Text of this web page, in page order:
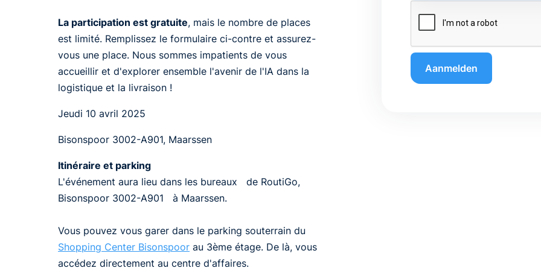
La participation est gratuite, mais le nombre de places
est limité. Remplissez le formulaire ci-contre et assurez-
vous une place. Nous sommes impatients de vous
accueillir et d'explorer ensemble l'avenir de l'IA dans la
logistique et la livraison !
Jeudi 10 avril 2025
Bisonspoor 3002-A901, Maarssen
Itinéraire et parking
L'événement aura lieu dans les bureaux de RoutiGo,
Bisonspoor 3002-A901 à Maarssen.
Vous pouvez vous garer dans le parking souterrain du
Shopping Center Bisonspoor au 3ème étage. De là, vous
accédez directement au centre d'affaires.